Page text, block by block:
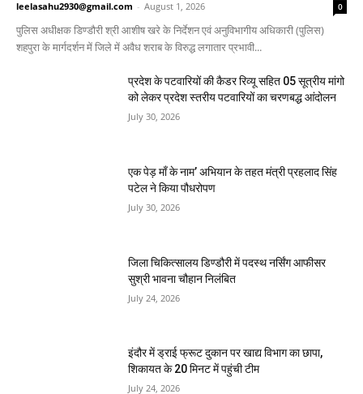
leelasahu2930@gmail.com - August 1, 2026 0
पुलिस अधीक्षक डिण्डौरी श्री आशीष खरे के निर्देशन एवं अनुविभागीय अधिकारी (पुलिस)
शहपुरा के मार्गदर्शन में जिले में अवैध शराब के विरुद्ध लगातार प्रभावी...
प्रदेश के पटवारियों की कैडर रिव्यू सहित 05 सूत्रीय मांगो
को लेकर प्रदेश स्तरीय पटवारियों का चरणबद्ध आंदोलन
July 30, 2026
एक पेड़ माँ के नाम’ अभियान के तहत मंत्री प्रहलाद सिंह
पटेल ने किया पौधरोपण
July 30, 2026
जिला चिकित्सालय डिण्डौरी में पदस्थ नर्सिंग आफीसर
सुश्री भावना चौहान निलंबित
July 24, 2026
इंदौर में ड्राई फ्रूट दुकान पर खाद्य विभाग का छापा,
शिकायत के 20 मिनट में पहुंची टीम
July 24, 2026